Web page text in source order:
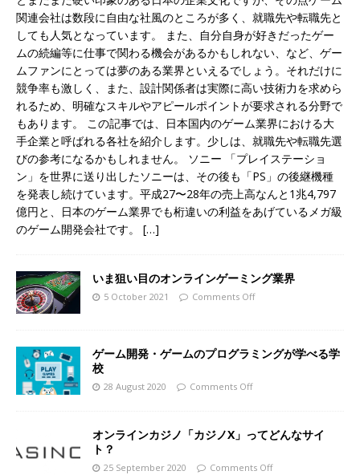
関連会社は数段に自由な社風のところが多く、就職先や転職先と
しても人気となっています。 また、自分自身が好きだったゲー
ムの続編等に仕事で関わる機会があるかもしれない、など、ゲー
ムファンにとっては夢のある業界といえるでしょう。それだけに
競争率も激しく、また、設計関係者は実際に高い技術力を求めら
れるため、明確なスキルやアピールポイントが要求される分野で
もあります。 この記事では、日本国内のゲーム業界における大
手企業と呼ばれる各社を紹介します。少しは、就職先や転職先選
びの参考になるかもしれません。 ソニー 「プレイステーショ
ン」を世界に送り出したソニーは、その後も「PS」の後継機種
を発表し続けています。平成27〜28年の売上高なんと1兆4,797
億円と、日本のゲーム業界でも桁違いの利益をあげているメガ級
のゲーム開発会社です。 […]
いま狙い目のオンラインゲーミング業界
5 October 2021 Comments Off
ゲーム開発・ゲームのプログラミングが学べる学
校
28 August 2020 Comments Off
オンラインカジノ「カジノX」ってどんなサイ
ト？
25 September 2020 Comments Off